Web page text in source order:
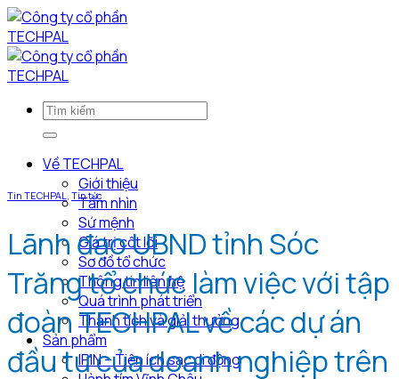
Bỏ
qua
nội
dung
Về TECHPAL
Giới thiệu
Tầm nhìn
Sứ mệnh
Giá trị cốt lõi
Sơ đồ tổ chức
Thông tin liên hệ
Quá trình phát triển
Thành tích và giải thưởng
Sản phẩm
IPIN – Tiện ích sạc di động
Tin TECHPAL, Tin tức
Lãnh đạo UBND tỉnh Sóc
Trăng tổ chức làm việc với tập
đoàn TECHPAL về các dự án
đầu tư của doanh nghiệp trên